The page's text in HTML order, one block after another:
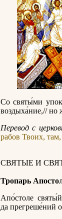
Со святы́ми
воздыха́ние,// но
Перевод с
рабов Твоих,
СВЯТЫЕ И
Тропарь
Апо́столе
да прегреше́ний